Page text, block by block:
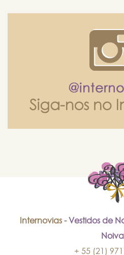
Internovias - Vestidos de
+ 55 (21)